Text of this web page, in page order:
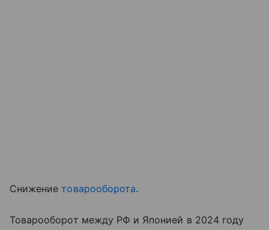
Снижениетоварооборота.
Товарооборот между РФ и Японией в 2024 году